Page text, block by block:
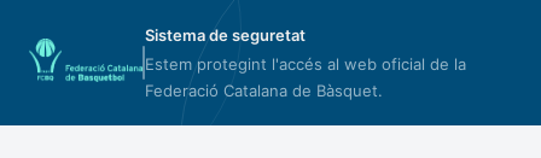
Sistema de seguretat
Estem protegint l'accés al web oficial de la
Federació Catalana de Bàsquet.